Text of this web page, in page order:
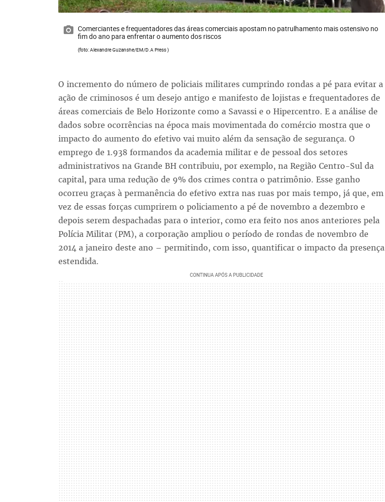
Comerciantes e frequentadores das áreas comerciais apostam no patrulhamento mais ostensivo no
fim do ano para enfrentar o aumento dos riscos
(foto: Alexandre Guzanshe/EM/D.A Press )
O incremento do número de policiais militares cumprindo rondas a pé para evitar a
ação de criminosos é um desejo antigo e manifesto de lojistas e frequentadores de
áreas comerciais de Belo Horizonte como a Savassi e o Hipercentro. E a análise de
dados sobre ocorrências na época mais movimentada do comércio mostra que o
impacto do aumento do efetivo vai muito além da sensação de segurança. O
emprego de 1.938 formandos da academia militar e de pessoal dos setores
administrativos na Grande BH contribuiu, por exemplo, na Região Centro-Sul da
capital, para uma redução de 9% dos crimes contra o patrimônio. Esse ganho
ocorreu graças à permanência do efetivo extra nas ruas por mais tempo, já que, em
vez de essas forças cumprirem o policiamento a pé de novembro a dezembro e
depois serem despachadas para o interior, como era feito nos anos anteriores pela
Polícia Militar (PM), a corporação ampliou o período de rondas de novembro de
2014 a janeiro deste ano – permitindo, com isso, quantificar o impacto da presença
estendida.